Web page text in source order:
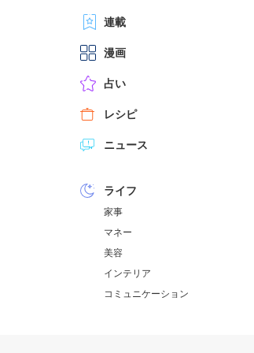
連載
漫画
占い
レシピ
ニュース
ライフ
家事
マネー
美容
インテリア
コミュニケーション